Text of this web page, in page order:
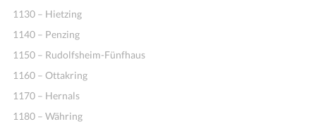
1130 – Hietzing
1140 – Penzing
1150 – Rudolfsheim-Fünfhaus
1160 – Ottakring
1170 – Hernals
1180 – Währing